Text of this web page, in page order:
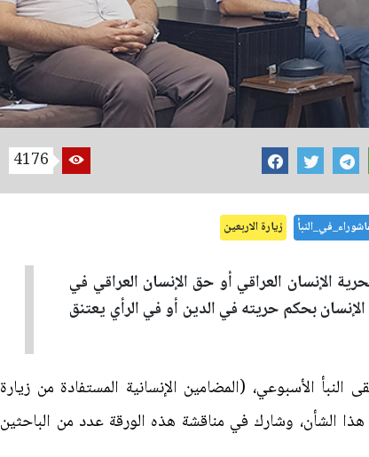
4176
زيارة الاربعين
الإنسان العراقي أو حق الإنسان العراقي في
بحكم حريته في الدين أو في الرأي يعتنق
الأسبوعي، (المضامين الإنسانية المستفادة من زيارة
الشأن، وشارك في مناقشة هذه الورقة عدد من الباحثين